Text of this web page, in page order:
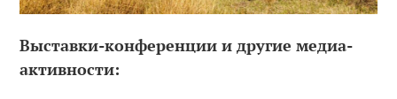
Выставки-конференции и другие медиа-
активности: